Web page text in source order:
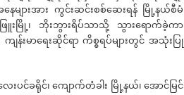
ေများအား ကွင်းဆင်းစစ်ဆေးရန် မြို့နယ်စီမံ
ြူးမြို့၊ ဘိုးဘွားရိပ်သာသို့ သွားရောက်ခဲ့ကာ
ကျန်းမာရေးဆိုင်ရာ ကိစ္စရပ်များတွင် အသုံးပြု
င်ခရိုင်၊ ကျောက်တံခါး မြို့နယ်၊ အောင်မြင်